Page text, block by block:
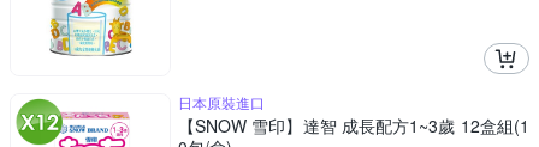
日本原裝進口
【SNOW 雪印】達智 成長配方1~3歲 12盒組(1